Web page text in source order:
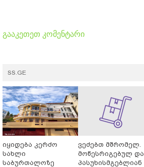
გააკეთეთ კომენტარი
SS.GE
იყიდება კერძო
სახლი
საბურთალოზე
ვეძებთ მშრომელ.
მოწესრიგებულ და
პასუხისმგებლიან